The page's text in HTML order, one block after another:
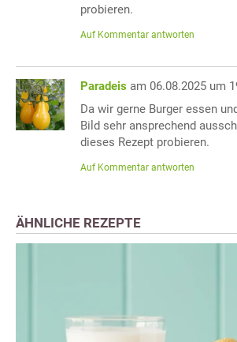
probieren.
Auf Kommentar antworten
Paradeis am 06.08.2025 um
Da wir gerne Burger essen
Bild sehr ansprechend
dieses Rezept probieren.
Auf Kommentar antworten
ÄHNLICHE REZEPTE